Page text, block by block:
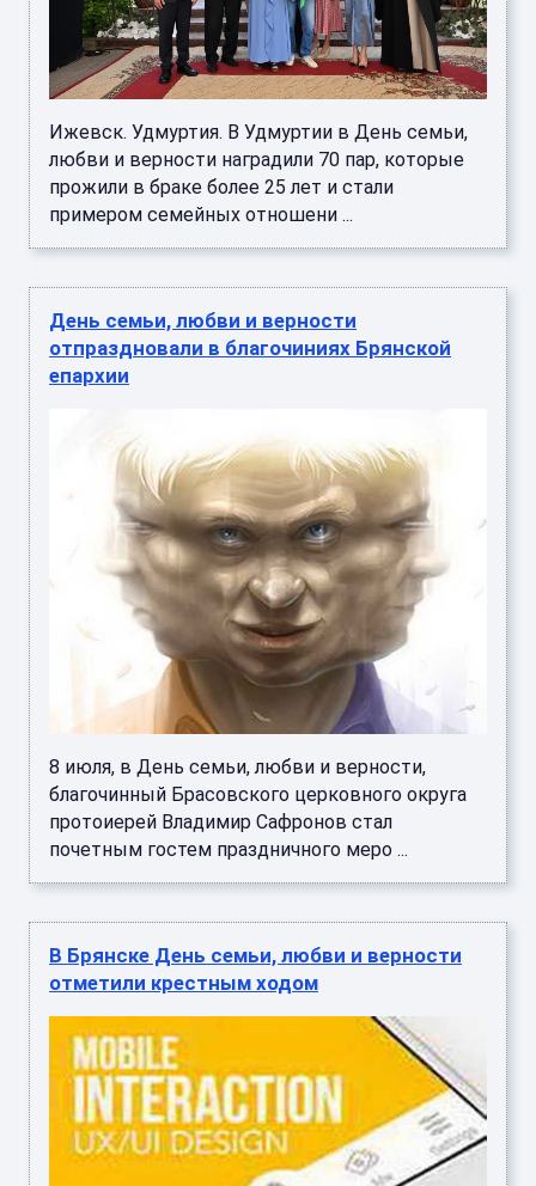
Ижевск. Удмуртия. В Удмуртии в День семьи,
любви и верности наградили 70 пар, которые
прожили в браке более 25 лет и стали
примером семейных отношени ...
День семьи, любви и верности
отпраздновали в благочиниях Брянской
епархии
8 июля, в День семьи, любви и верности,
благочинный Брасовского церковного округа
протоиерей Владимир Сафронов стал
почетным гостем праздничного меро ...
В Брянске День семьи, любви и верности
отметили крестным ходом